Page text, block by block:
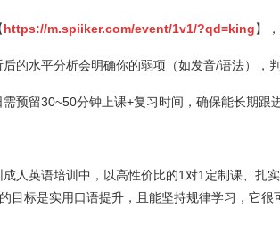
https://m.spiiker.com/event/1v1/?qd=king】
的水平分析会明确你的弱项（如发音/语法），
预留30~50分钟上课+复习时间，确保能长期跟进
人英语培训中，以高性价比的1对1定制课、扎
目标是实用口语提升，且能坚持规律学习，它